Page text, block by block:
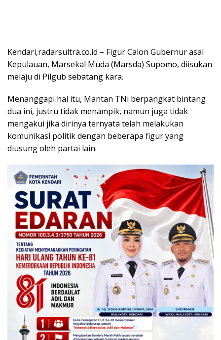
Kendari,radarsultra.co.id – Figur Calon Gubernur asal
Kepulauan, Marsekal Muda (Marsda) Supomo, diisukan
melaju di Pilgub sebatang kara.
Menanggapi hal itu, Mantan TNi berpangkat bintang
dua ini, justru tidak menampik, namun juga tidak
mengakui jika dirinya ternyata telah melakukan
komunikasi politik dengan beberapa figur yang
diusung oleh partai lain.